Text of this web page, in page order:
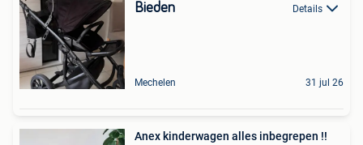
Bieden Details
Mechelen 31 jul 26
Anex kinderwagen alles inbegrepen !!